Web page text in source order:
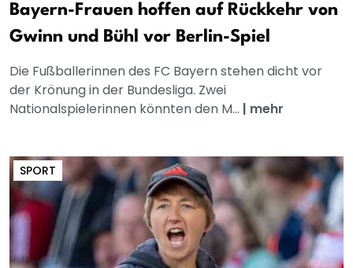
Bayern-Frauen hoffen auf Rückkehr von
Gwinn und Bühl vor Berlin-Spiel
Die Fußballerinnen des FC Bayern stehen dicht vor
der Krönung in der Bundesliga. Zwei
Nationalspielerinnen könnten den M... | mehr
SPORT